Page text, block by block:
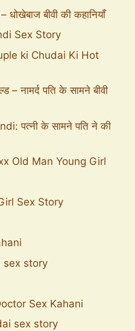
बीवी की कहानियाँ
Sex Story
ki Chudai Ki Hot
नामर्द पति के सामने बीवी
पत्नी के सामने पति ने की
Old Man Young Girl
Sex Story
sex story
Sex Kahani
sex story